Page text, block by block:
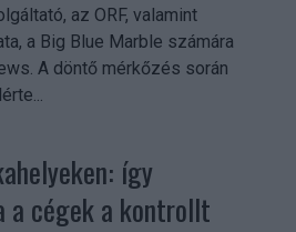
az ORF, valamint
a Big Blue Marble számára
A döntő mérkőzés során
így
a cégek a kontrollt